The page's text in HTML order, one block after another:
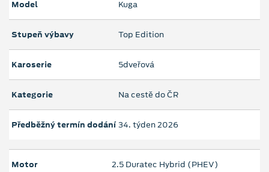
Model Kuga
Stupeň výbavy Top Edition
Karoserie 5dveřová
Kategorie Na cestě do ČR
Předběžný termín dodání 34. týden 2026
Motor 2.5 Duratec Hybrid (PHEV)